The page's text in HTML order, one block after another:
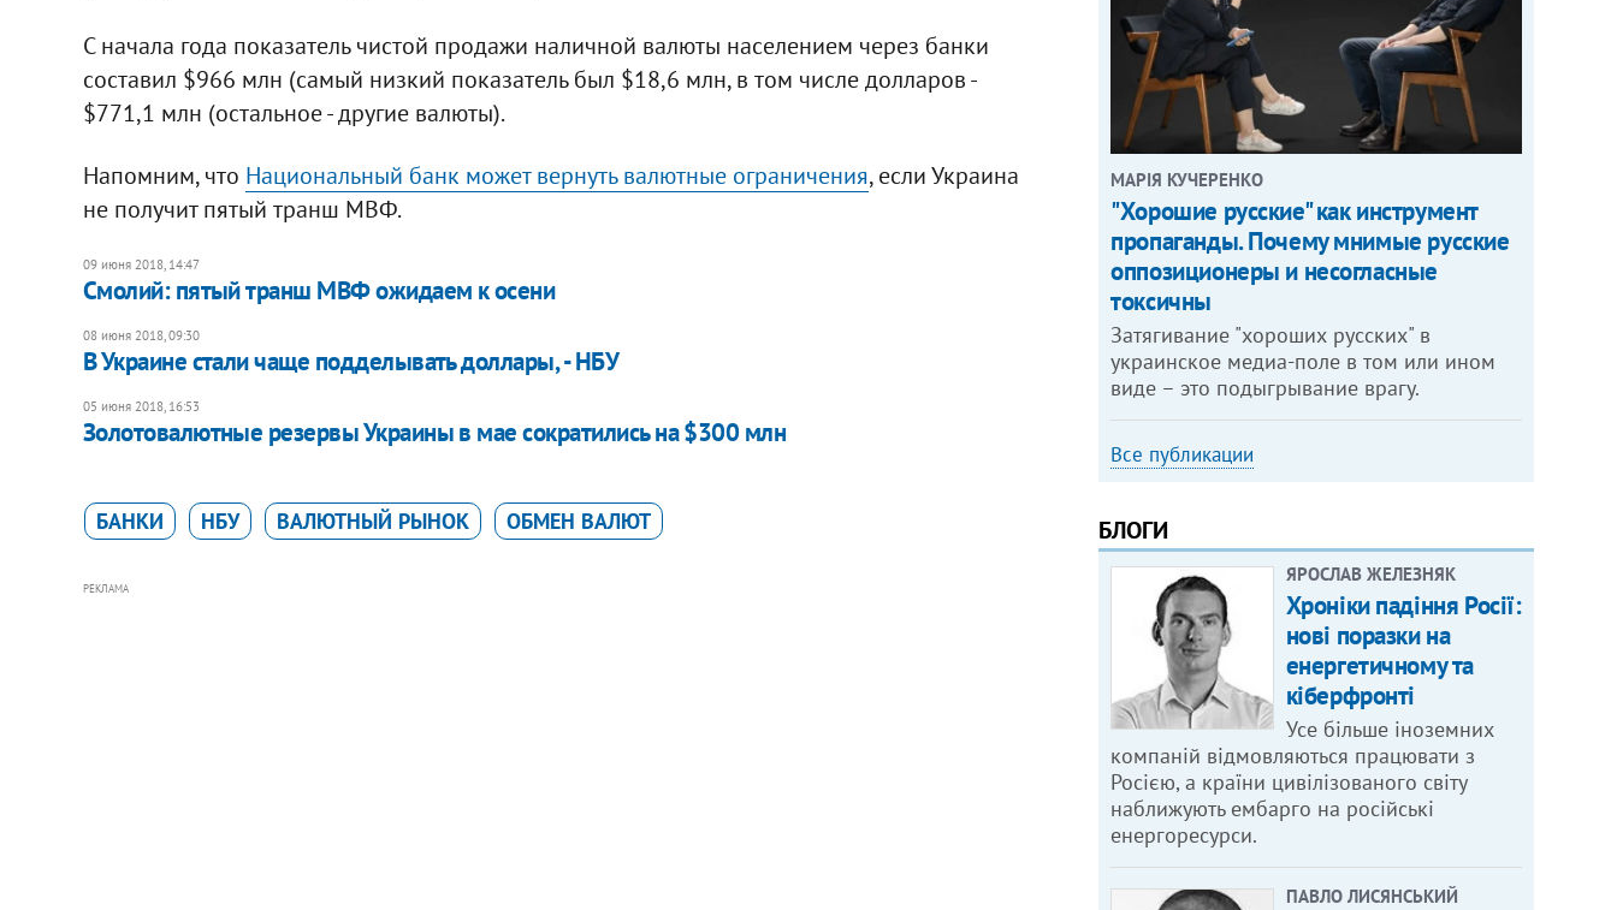
С начала года показатель чистой продажи наличной валюты населением через банки
составил $966 млн (самый низкий показатель был $18,6 млн, в том числе долларов -
$771,1 млн (остальное - другие валюты).
Напомним, что Национальный банк может вернуть валютные ограничения, если Украина
не получит пятый транш МВФ.
09 июня 2018, 14:47
Смолий: пятый транш МВФ ожидаем к осени
08 июня 2018, 09:30
В Украине стали чаще подделывать доллары, - НБУ
05 июня 2018, 16:53
​​Золотовалютные резервы Украины в мае сократились на $300 млн
БАНКИ НБУ ВАЛЮТНЫЙ РЫНОК ОБМЕН ВАЛЮТ
РЕКЛАМА
МАРІЯ КУЧЕРЕНКО
"Хорошие русские" как инструмент
пропаганды. Почему мнимые русские
оппозиционеры и несогласные
токсичны
Затягивание "хороших русских" в
украинское медиа-поле в том или ином
виде – это подыгрывание врагу.
Все публикации
БЛОГИ
ЯРОСЛАВ ЖЕЛЕЗНЯК
Хроніки падіння Росії:
нові поразки на
енергетичному та
кіберфронті
Усе більше іноземних
компаній відмовляються працювати з
Росією, а країни цивілізованого світу
наближують ембарго на російські
енергоресурси.
ПАВЛО ЛИСЯНСЬКИЙ